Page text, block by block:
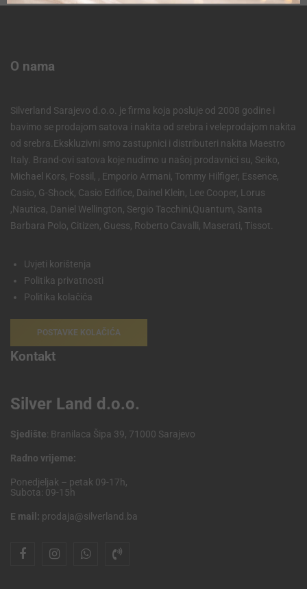
O nama
Silverland Sarajevo d.o.o. je firma koja posluje od 2008 godine i
bavimo se prodajom satova i nakita od srebra i veleprodajom nakita
od srebra.Ekskluzivni smo zastupnici i distributeri nakita Maestro
Italy. Brand-ovi satova koje nudimo u našoj prodavnici su, Seiko,
Michael Kors, Fossil, , Emporio Armani, Tommy Hilfiger, Essence,
Casio, G-Shock, Casio Edifice, Dainel Klein, Lee Cooper, Lorus
,Nautica, Daniel Wellington, Sergio Tacchini,Quantum, Santa
Barbara Polo, Citizen, Guess, Roberto Cavalli, Maserati, Tissot.
Uvjeti korištenja
Politika privatnosti
Politika kolačića
POSTAVKE KOLAČIĆA
Kontakt
Silver Land d.o.o.
Sjedište: Branilaca Šipa 39, 71000 Sarajevo
Radno vrijeme:
Ponedjeljak – petak 09-17h,
Subota: 09-15h
E mail: prodaja@silverland.ba